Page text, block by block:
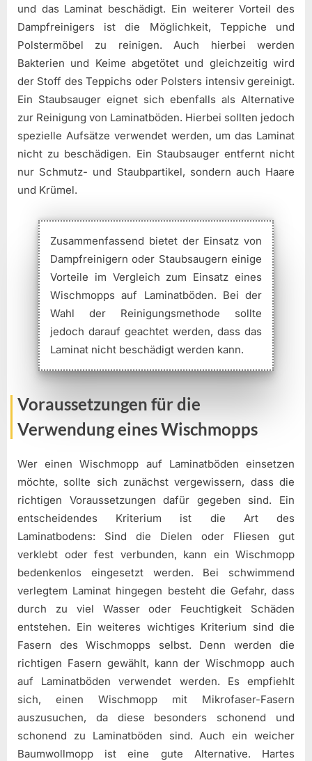
und das Laminat beschädigt. Ein weiterer Vorteil des
Dampfreinigers ist die Möglichkeit, Teppiche und
Polstermöbel zu reinigen. Auch hierbei werden
Bakterien und Keime abgetötet und gleichzeitig wird
der Stoff des Teppichs oder Polsters intensiv gereinigt.
Ein Staubsauger eignet sich ebenfalls als Alternative
zur Reinigung von Laminatböden. Hierbei sollten jedoch
spezielle Aufsätze verwendet werden, um das Laminat
nicht zu beschädigen. Ein Staubsauger entfernt nicht
nur Schmutz- und Staubpartikel, sondern auch Haare
und Krümel.
Zusammenfassend bietet der Einsatz von
Dampfreinigern oder Staubsaugern einige
Vorteile im Vergleich zum Einsatz eines
Wischmopps auf Laminatböden. Bei der
Wahl der Reinigungsmethode sollte
jedoch darauf geachtet werden, dass das
Laminat nicht beschädigt werden kann.
Voraussetzungen für die
Verwendung eines Wischmopps
Wer einen Wischmopp auf Laminatböden einsetzen
möchte, sollte sich zunächst vergewissern, dass die
richtigen Voraussetzungen dafür gegeben sind. Ein
entscheidendes Kriterium ist die Art des
Laminatbodens: Sind die Dielen oder Fliesen gut
verklebt oder fest verbunden, kann ein Wischmopp
bedenkenlos eingesetzt werden. Bei schwimmend
verlegtem Laminat hingegen besteht die Gefahr, dass
durch zu viel Wasser oder Feuchtigkeit Schäden
entstehen. Ein weiteres wichtiges Kriterium sind die
Fasern des Wischmopps selbst. Denn werden die
richtigen Fasern gewählt, kann der Wischmopp auch
auf Laminatböden verwendet werden. Es empfiehlt
sich, einen Wischmopp mit Mikrofaser-Fasern
auszusuchen, da diese besonders schonend und
schonend zu Laminatböden sind. Auch ein weicher
Baumwollmopp ist eine gute Alternative. Hartes